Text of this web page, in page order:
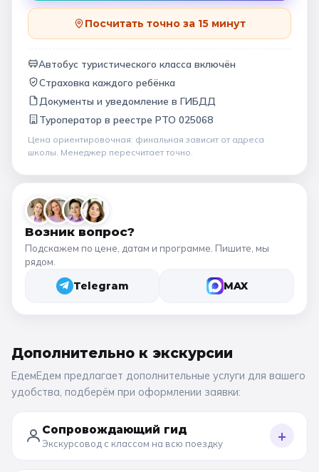
Посчитать точно за 15 минут
Автобус туристического класса включён
Страховка каждого ребёнка
Документы и уведомление в ГИБДД
Туроператор в реестре РТО 025068
Цена ориентировочная: финальная зависит от адреса
школы . Менеджер пересчитает точно.
Возник вопрос?
Подскажем по цене, датам и программе. Пишите, мы
рядом.
Telegram MAX
Дополнительно к экскурсии
ЕдемЕдем предлагает дополнительные услуги для вашего
удобства, подберём при оформлении заявки:
Сопровождающий гид
Экскурсовод с классом на всю поездку +